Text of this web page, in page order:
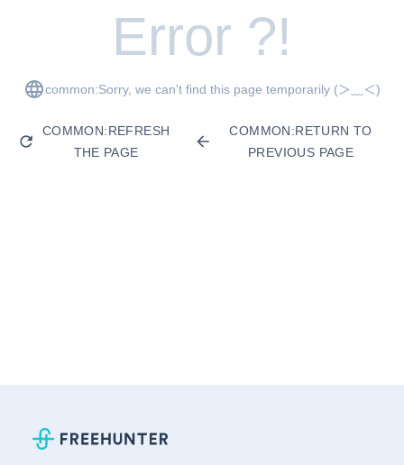
Error ?!
common:Sorry, we can't find this page temporarily (＞﹏＜)
COMMON:REFRESH
THE PAGE
COMMON:RETURN TO
PREVIOUS PAGE